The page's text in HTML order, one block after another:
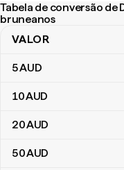
Tabela de conversão de
bruneanos
Tabela de conversão de
VALOR
5AUD
10AUD
20AUD
50AUD